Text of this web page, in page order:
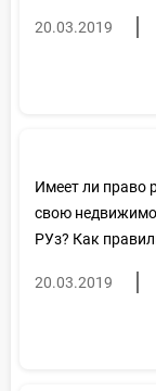
20.03.2019
Имеет ли право
свою
РУз? Как
20.03.2019